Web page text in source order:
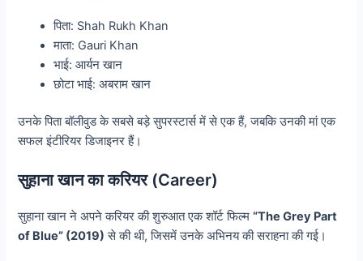
पिता: Shah Rukh Khan
माता: Gauri Khan
भाई: आर्यन खान
छोटा भाई: अबराम खान
उनके पिता बॉलीवुड के सबसे बड़े सुपरस्टार्स में से एक हैं, जबकि उनकी मां एक
सफल इंटीरियर डिजाइनर हैं।
सुहाना खान का करियर (Career)
सुहाना खान ने अपने करियर की शुरुआत एक शॉर्ट फिल्म“The Grey Part
of Blue” (2019) से की थी, जिसमें उनके अभिनय की सराहना की गई।